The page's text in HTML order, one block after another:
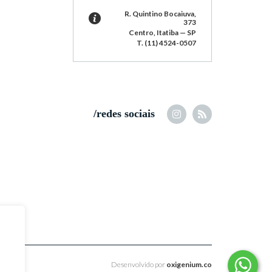
R. Quintino Bocaiuva,
373
Centro, Itatiba — SP
T. (11) 4524-0507
/redes sociais
Desenvolvido por oxigenium.co